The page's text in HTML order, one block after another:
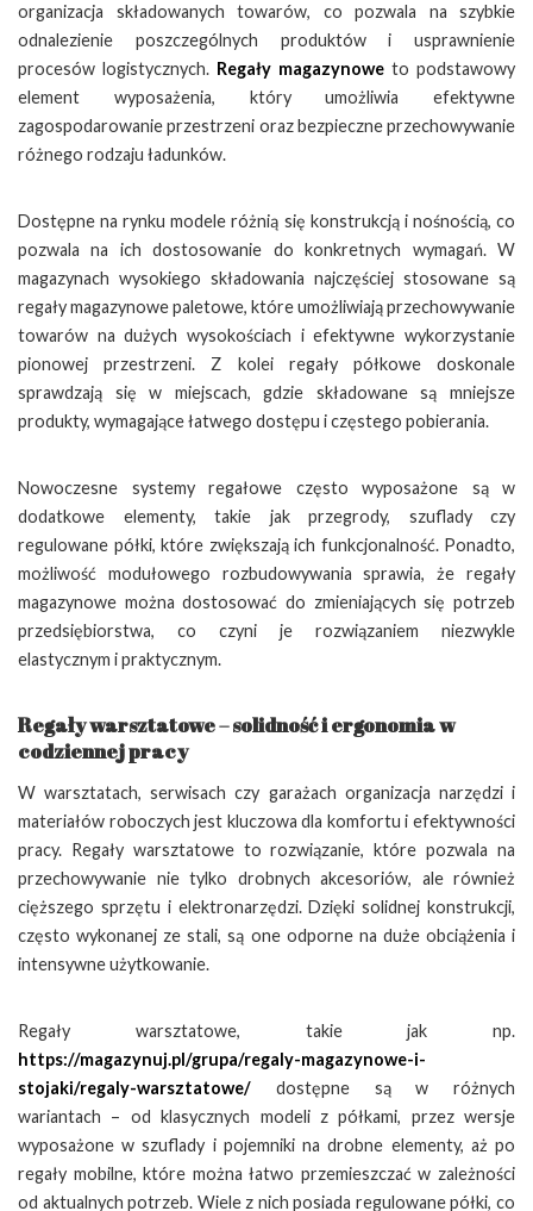
organizacja składowanych towarów, co pozwala na szybkie
odnalezienie poszczególnych produktów i usprawnienie
procesów logistycznych. Regały magazynowe to podstawowy
element wyposażenia, który umożliwia efektywne
zagospodarowanie przestrzeni oraz bezpieczne przechowywanie
różnego rodzaju ładunków.
Dostępne na rynku modele różnią się konstrukcją i nośnością, co
pozwala na ich dostosowanie do konkretnych wymagań. W
magazynach wysokiego składowania najczęściej stosowane są
regały magazynowe paletowe, które umożliwiają przechowywanie
towarów na dużych wysokościach i efektywne wykorzystanie
pionowej przestrzeni. Z kolei regały półkowe doskonale
sprawdzają się w miejscach, gdzie składowane są mniejsze
produkty, wymagające łatwego dostępu i częstego pobierania.
Nowoczesne systemy regałowe często wyposażone są w
dodatkowe elementy, takie jak przegrody, szuflady czy
regulowane półki, które zwiększają ich funkcjonalność. Ponadto,
możliwość modułowego rozbudowywania sprawia, że regały
magazynowe można dostosować do zmieniających się potrzeb
przedsiębiorstwa, co czyni je rozwiązaniem niezwykle
elastycznym i praktycznym.
Regały warsztatowe – solidność i ergonomia w
codziennej pracy
W warsztatach, serwisach czy garażach organizacja narzędzi i
materiałów roboczych jest kluczowa dla komfortu i efektywności
pracy. Regały warsztatowe to rozwiązanie, które pozwala na
przechowywanie nie tylko drobnych akcesoriów, ale również
cięższego sprzętu i elektronarzędzi. Dzięki solidnej konstrukcji,
często wykonanej ze stali, są one odporne na duże obciążenia i
intensywne użytkowanie.
Regały warsztatowe, takie jak np.
https://magazynuj.pl/grupa/regaly-magazynowe-i-
stojaki/regaly-warsztatowe/ dostępne są w różnych
wariantach – od klasycznych modeli z półkami, przez wersje
wyposażone w szuflady i pojemniki na drobne elementy, aż po
regały mobilne, które można łatwo przemieszczać w zależności
od aktualnych potrzeb. Wiele z nich posiada regulowane półki, co